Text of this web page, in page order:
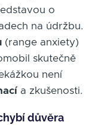
o
na údržbu.
(range anxiety)
skutečně
není
a zkušenosti.
důvěra